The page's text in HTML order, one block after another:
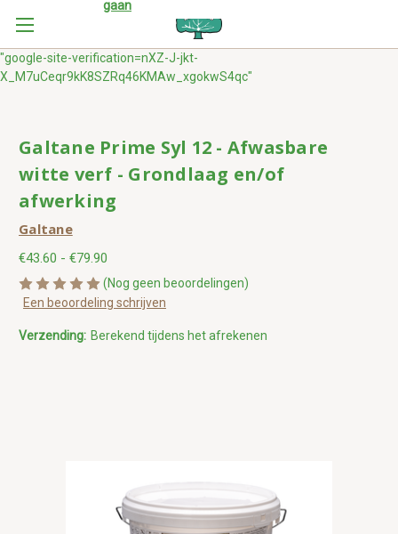
"google-site-verification=nXZ-J-jkt-
X_M7uCeqr9kK8SZRq46KMAw_xgokwS4qc"
gaan
Galtane Prime Syl 12 - Afwasbare
witte verf - Grondlaag en/of
afwerking
Galtane
€43.60 - €79.90
(Nog geen beoordelingen)
Een beoordeling schrijven
Verzending: Berekend tijdens het afrekenen